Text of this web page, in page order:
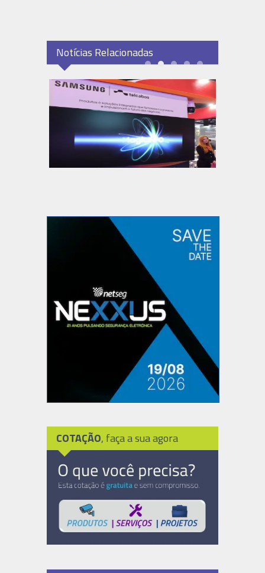
Notícias Relacionadas
COTAÇÃO, faça a sua agora